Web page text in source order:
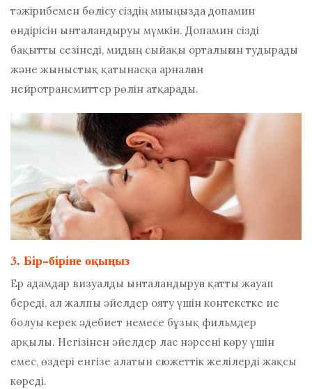
тәжірибемен бөлісу сіздің миыңызда допамин
өндірісін ынталандыруы мүмкін. Допамин сізді
бақытты сезінеді, мидың сыйақы орталығын тудырады
және жыныстық қатынасқа арналған
нейротрансмиттер рөлін атқарады.
3. Бір-біріне оқыңыз
Ер адамдар визуалды ынталандыруға қатты жауап
береді, ал жалпы әйелдер ояту үшін контекстке ие
болуы керек әдебиет немесе бұзық фильмдер
арқылы. Негізінен әйелдер лас нәрсені көру үшін
емес, өздері енгізе алатын сюжеттік желілерді жақсы
көреді.